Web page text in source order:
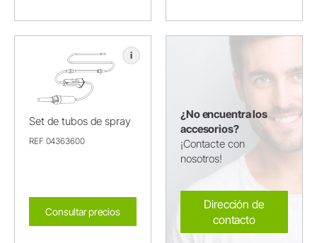
i
Set de tubos de spray
REF 04363600
Consultar precios
¿No encuentra los
accesorios?
¡Contacte con
nosotros!
Dirección de
contacto